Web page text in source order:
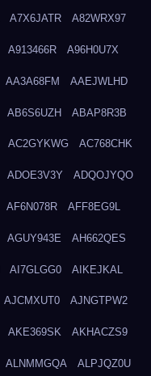
A7X6JATR A82WRX97
A913466R A96H0U7X
AA3A68FM AAEJWLHD
AB6S6UZH ABAP8R3B
AC2GYKWG AC768CHK
ADOE3V3Y ADQOJYQO
AF6N078R AFF8EG9L
AGUY943E AH662QES
AI7GLGG0 AIKEJKAL
AJCMXUT0 AJNGTPW2
AKE369SK AKHACZS9
ALNMMGQA ALPJQZ0U